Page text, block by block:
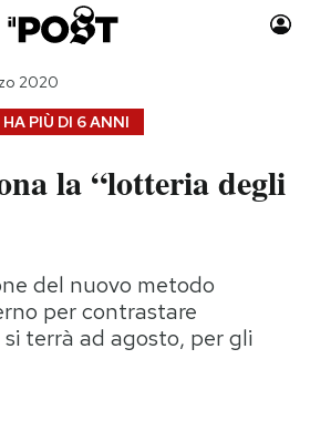
Moda
Storie/Idee
Ok Boomer!
Media
PIÙ DI 6 ANNI
2020
la “lotteria degli
del nuovo metodo
per contrastare
terrà ad agosto, per gli